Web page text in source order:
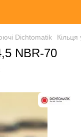
Dichtomatik
NBR-70